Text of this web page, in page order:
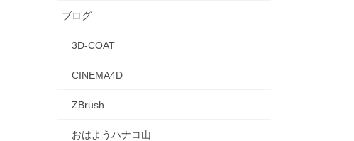
ブログ
3D-COAT
CINEMA4D
ZBrush
おはようハナコ山